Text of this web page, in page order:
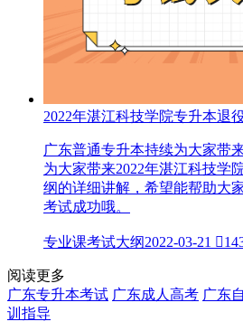
2022年湛江科技学院专升本退
广东普通专升本持续为大家带
为大家带来2022年湛江科技学
纲的详细讲解，希望能帮助大
考试成功哦。
专业课考试大纲2022-03-21 
阅读更多
广东专升本考试 广东成人高考 广东
训指导